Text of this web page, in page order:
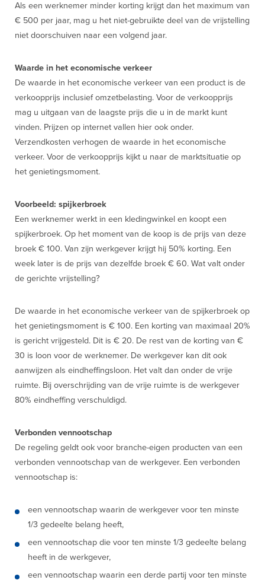
Als een werknemer minder korting krijgt dan het maximum van
€ 500 per jaar, mag u het niet-gebruikte deel van de vrijstelling
niet doorschuiven naar een volgend jaar.
Waarde in het economische verkeer
De waarde in het economische verkeer van een product is de
verkoopprijs inclusief omzetbelasting. Voor de verkoopprijs
mag u uitgaan van de laagste prijs die u in de markt kunt
vinden. Prijzen op internet vallen hier ook onder.
Verzendkosten verhogen de waarde in het economische
verkeer. Voor de verkoopprijs kijkt u naar de marktsituatie op
het genietingsmoment.
Voorbeeld: spijkerbroek
Een werknemer werkt in een kledingwinkel en koopt een
spijkerbroek. Op het moment van de koop is de prijs van deze
broek € 100. Van zijn werkgever krijgt hij 50% korting. Een
week later is de prijs van dezelfde broek € 60. Wat valt onder
de gerichte vrijstelling?
De waarde in het economische verkeer van de spijkerbroek op
het genietingsmoment is € 100. Een korting van maximaal 20%
is gericht vrijgesteld. Dit is € 20. De rest van de korting van €
30 is loon voor de werknemer. De werkgever kan dit ook
aanwijzen als eindheffingsloon. Het valt dan onder de vrije
ruimte. Bij overschrijding van de vrije ruimte is de werkgever
80% eindheffing verschuldigd.
Verbonden vennootschap
De regeling geldt ook voor branche-eigen producten van een
verbonden vennootschap van de werkgever. Een verbonden
vennootschap is:
een vennootschap waarin de werkgever voor ten minste
1/3 gedeelte belang heeft,
een vennootschap die voor ten minste 1/3 gedeelte belang
heeft in de werkgever,
een vennootschap waarin een derde partij voor ten minste